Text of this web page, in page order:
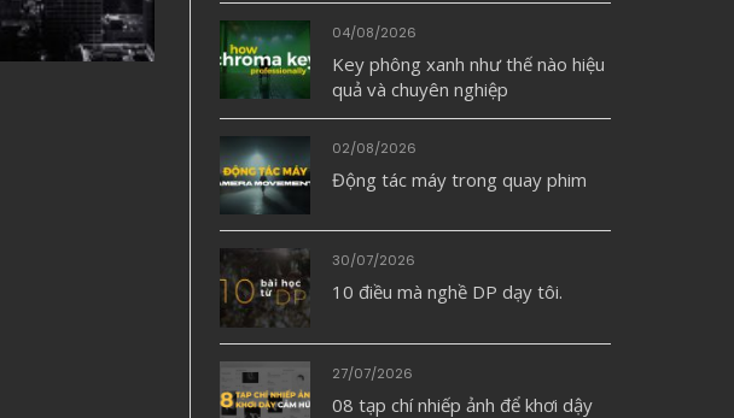
04/08/2026
Key phông xanh như thế nào hiệu
quả và chuyên nghiệp
02/08/2026
Động tác máy trong quay phim
30/07/2026
10 điều mà nghề DP dạy tôi.
27/07/2026
08 tạp chí nhiếp ảnh để khơi dậy